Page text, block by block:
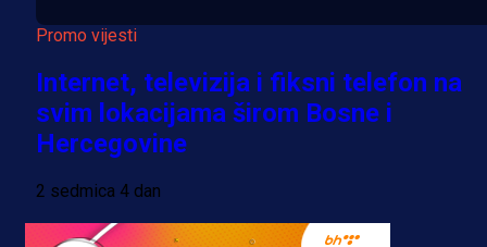
Promo vijesti
Internet, televizija i fiksni telefon na
svim lokacijama širom Bosne i
Hercegovine
2 sedmica 4 dan